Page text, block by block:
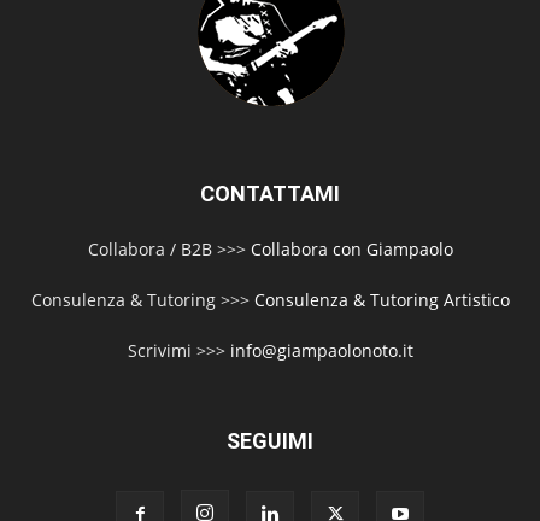
CONTATTAMI
Collabora / B2B >>> Collabora con Giampaolo
Consulenza & Tutoring >>> Consulenza & Tutoring Artistico
Scrivimi >>> info@giampaolonoto.it
SEGUIMI